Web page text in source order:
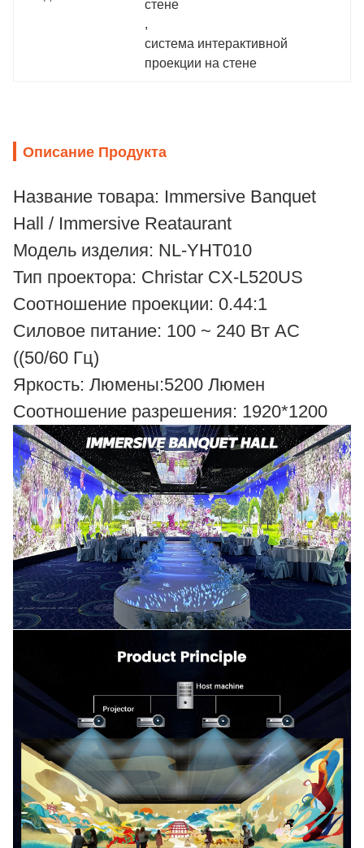
стене
,
система интерактивной
проекции на стене
Описание Продукта
Название товара: Immersive Banquet
Hall / Immersive Reataurant
Модель изделия: NL-YHT010
Тип проектора: Christar CX-L520US
Соотношение проекции: 0.44:1
Силовое питание: 100 ~ 240 Вт AC
((50/60 Гц)
Яркость: Люмены:5200 Люмен
Соотношение разрешения: 1920*1200